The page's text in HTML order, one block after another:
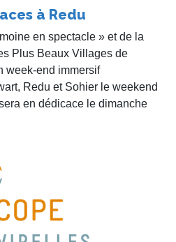
à Redu
en spectacle » et de la
Plus Beaux Villages de
week-end immersif
Redu et Sohier le weekend
en dédicace le dimanche